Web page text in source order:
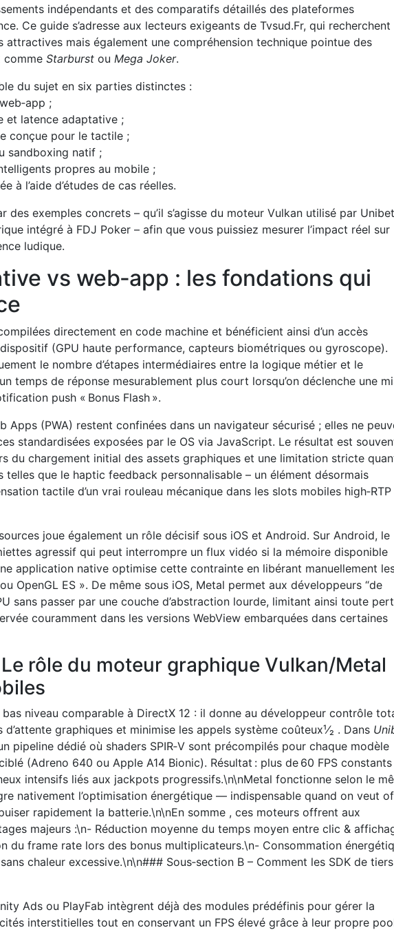
indépendants et des comparatifs détaillés des plateformes
Ce guide s’adresse aux lecteurs exigeants de Tvsud.Fr, qui recherchent
attractives mais également une compréhension technique pointue des
comme Starburst ou Mega Joker.
du sujet en six parties distinctes :
;
et latence adaptative ;
conçue pour le tactile ;
sandboxing natif ;
propres au mobile ;
à l’aide d’études de cas réelles.
des exemples concrets – qu’il s’agisse du moteur Vulkan utilisé par Unibet
intégré à FDJ Poker – afin que vous puissiez mesurer l’impact réel sur
ludique.
vs web‑app : les fondations qui
directement en code machine et bénéficient ainsi d’un accès
(GPU haute performance, capteurs biométriques ou gyroscope).
le nombre d’étapes intermédiaires entre la logique métier et le
temps de réponse mesurablement plus court lorsqu’on déclenche une
push « Bonus Flash ».
Apps (PWA) restent confinées dans un navigateur sécurisé ; elles ne
standardisées exposées par le OS via JavaScript. Le résultat est
du chargement initial des assets graphiques et une limitation stricte
telles que le haptic feedback personnalisable – un élément désormais
tactile d’un vrai rouleau mécanique dans les slots mobiles high‑RTP
joue également un rôle décisif sous iOS et Android. Sur Android, le
agressif qui peut interrompre un flux vidéo si la mémoire disponible
application native optimise cette contrainte en libérant manuellement
OpenGL ES ». De même sous iOS, Metal permet aux développeurs “de
sans passer par une couche d’abstraction lourde, limitant ainsi toute
couramment dans les versions WebView embarquées dans certaines
rôle du moteur graphique Vulkan/Metal
niveau comparable à DirectX 12 : il donne au développeur contrôle
graphiques et minimise les appels système coûteux​¹⁄₂ . Dans
pipeline dédié où shaders SPIR‑V sont précompilés pour chaque modèle
(Adreno 640 ou Apple A14 Bionic). Résultat : plus de 60 FPS constants
intensifs liés aux jackpots progressifs.\n\nMetal fonctionne selon le
nativement l’optimisation énergétique — indispensable quand on veut
rapidement la batterie.\n\nEn somme , ces moteurs offrent aux
majeurs :\n- Réduction moyenne du temps moyen entre clic &
du frame rate lors des bonus multiplicateurs.\n- Consommation
chaleur excessive.\n\n### Sous‑section B – Comment les SDK de tiers
Ads ou PlayFab intègrent déjà des modules prédéfinis pour gérer la
interstitielles tout en conservant un FPS élevé grâce à leur propre